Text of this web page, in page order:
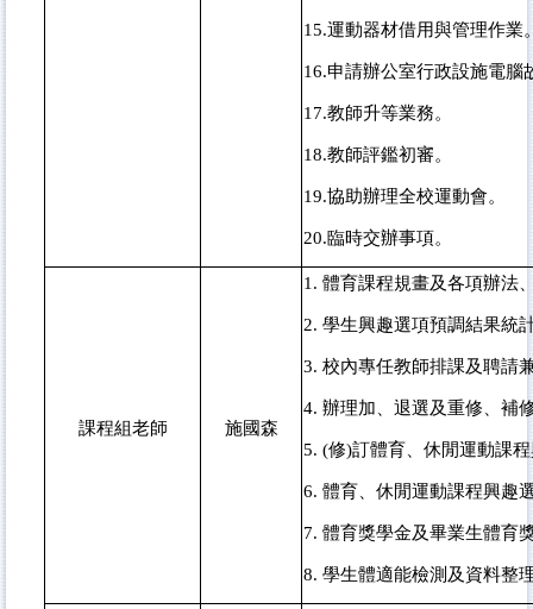
15.運動器材借用與管理作業
16.申請辦公室行政設施電腦
17.教師升等業務。
18.教師評鑑初審。
19.協助辦理全校運動會。
20.臨時交辦事項。
課程組老師 施國森
1. 體育課程規畫及各項辦法
2. 學生興趣選項預調結果統
3. 校內專任教師排課及聘請
4. 辦理加、退選及重修、補
5. (修)訂體育、休閒運動課
6. 體育、休閒運動課程興趣
7. 體育獎學金及畢業生體育
8. 學生體適能檢測及資料整